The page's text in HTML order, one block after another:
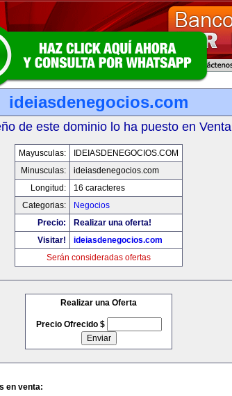
ideiasdenegocios.com
de este dominio lo ha puesto en Venta
Mayusculas:
IDEIASDENEGOCIOS.COM
Minusculas:
ideiasdenegocios.com
Longitud:
16 caracteres
Categorias:
Negocios
Precio:
Realizar una oferta!
Visitar!
ideiasdenegocios.com
Serán consideradas ofertas
Realizar una Oferta
Precio Ofrecido $
en venta: